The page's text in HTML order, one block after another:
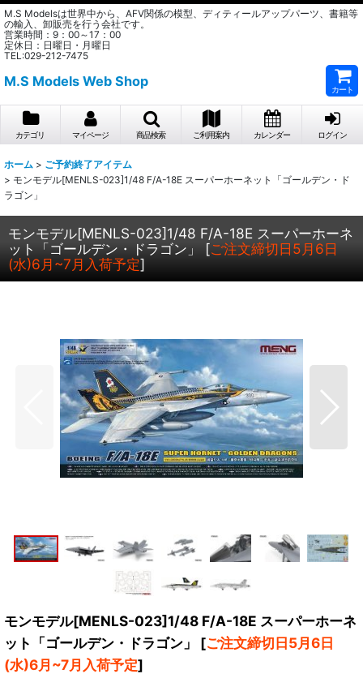
M.S Modelsは世界中から、AFV関係の模型、ディティールアップパーツ、書籍等
の輸入、卸販売を行う会社です。
営業時間：9：00～17：00
定休日：日曜日・月曜日
TEL:029-212-7475
M.S Models Web Shop
カート
カテゴリ マイページ 商品検索 ご利用案内 カレンダー ログイン
ホーム > ご予約終了アイテム
> モンモデル[MENLS-023]1/48 F/A-18E スーパーホーネット「ゴールデン・ド
ラゴン」
モンモデル[MENLS-023]1/48 F/A-18E スーパーホーネ
ット「ゴールデン・ドラゴン」
[ご注文締切日5月6日
(水)6月~7月入荷予定]
モンモデル[MENLS-023]1/48 F/A-18E スーパーホーネ
ット「ゴールデン・ドラゴン」
[ご注文締切日5月6日
(水)6月~7月入荷予定]